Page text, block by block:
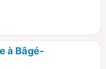
à Bâgé-